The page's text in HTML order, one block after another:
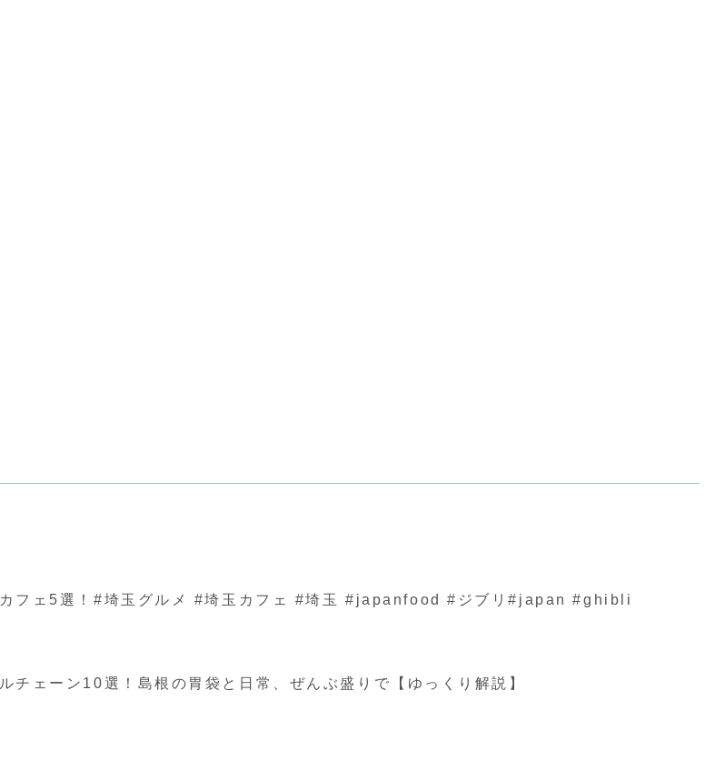
カフェ5選！#埼玉グルメ #埼玉カフェ #埼玉 #japanfood #ジブリ#japan #ghibli
チェーン10選！島根の胃袋と日常、ぜんぶ盛りで【ゆっくり解説】